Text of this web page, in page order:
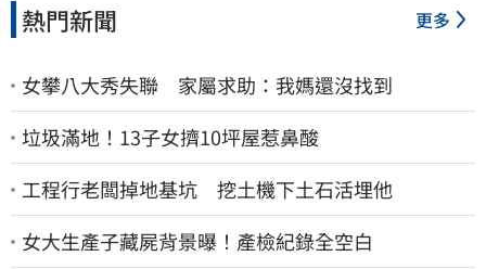
熱門新聞 更多
女攀八大秀失聯 家屬求助：我媽還沒找到
垃圾滿地！13子女擠10坪屋惹鼻酸
工程行老闆掉地基坑 挖土機下土石活埋他
女大生產子藏屍背景曝！產檢紀錄全空白